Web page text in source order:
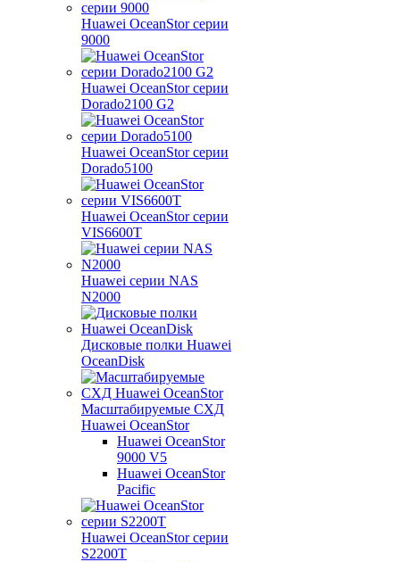
Huawei OceanStor серии
9000
Huawei OceanStor серии
Dorado2100 G2
Huawei OceanStor серии
Dorado5100
Huawei OceanStor серии
VIS6600T
Huawei серии NAS
N2000
Дисковые полки Huawei
OceanDisk
Масштабируемые СХД
Huawei OceanStor
Huawei OceanStor
9000 V5
Huawei OceanStor
Pacific
Huawei OceanStor серии
S2200T